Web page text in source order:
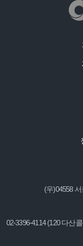
(우)04558
02-3396-4114 (120 다산